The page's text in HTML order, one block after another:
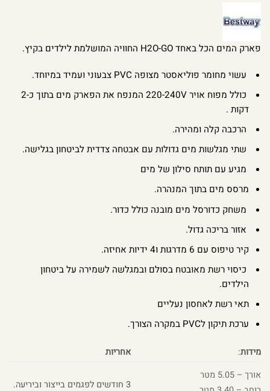
פארק המים הכל באחד H2O-GO החוויה המושלמת לילדים בקיץ.
עשוי מחומר פוליאסטר מצופה PVC צבעוני ועמיד במיוחד.
כולל מפוח אויר 220-240V המנפח את הפארק מים בתוך כ-2
דקות .
הרכבה קלה ומהירה.
שתי מגלשות מים גדולות עם אבטחה צדדית לביטחון בגלישה.
מגיע עם תותח סילון של מים
מרסס מים בתוך המנהרה.
משחק כדורסל מים מובנה כולל כדור.
אזור בריכה גדול.
קיר טיפוס עם 6 מדרגות ו4 ידיות אחיזה.
כיסוי רשת מאובטח בסולם ובמגלשה לשמירה על ביטחון
הילדים.
תאי רשת לאחסון נעליים
ערכת תיקון לPVC במקרה הצורך.
מידות:
אחריות
אורך – 5.05 מטר
3 חודשים לפגמים בייצור וביריעה.